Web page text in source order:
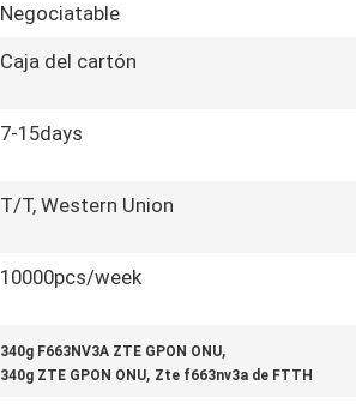
Negociatable
Caja del cartón
7-15days
T/T, Western Union
10000pcs/week
340g F663NV3A ZTE GPON ONU,
340g ZTE GPON ONU, Zte f663nv3a de FTTH